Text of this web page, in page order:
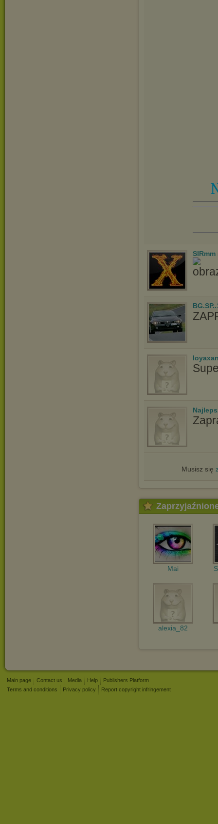
SIRmm
Musisz się
Mai
alexia_82
Main page Contact us Media Help
Publishers Platform
Terms and conditions
Privacy policy Report copyright infringement